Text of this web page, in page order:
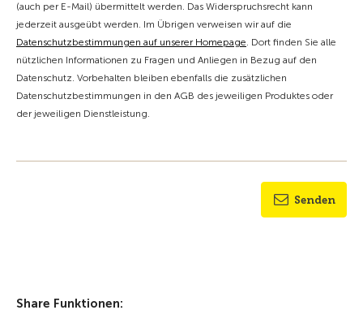
(auch per E-Mail) übermittelt werden. Das Widerspruchsrecht kann
jederzeit ausgeübt werden. Im Übrigen verweisen wir auf die
Datenschutzbestimmungen auf unserer Homepage. Dort finden Sie alle
nützlichen Informationen zu Fragen und Anliegen in Bezug auf den
Datenschutz. Vorbehalten bleiben ebenfalls die zusätzlichen
Datenschutzbestimmungen in den AGB des jeweiligen Produktes oder
der jeweiligen Dienstleistung.
Senden
Share Funktionen: